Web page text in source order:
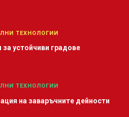
ТЕХНОЛОГИИ
за устойчиви градове
ТЕХНОЛОГИИ
на заваръчните дейности